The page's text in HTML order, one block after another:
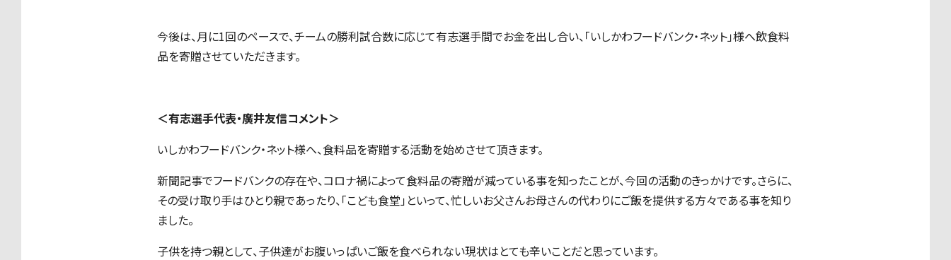
今後は、月に1回のペースで、チームの勝利試合数に応じて有志選手間でお金を出し合い、「いしかわフードバンク・ネット」様へ飲食料
品を寄贈させていただきます。
＜有志選手代表・廣井友信コメント＞
いしかわフードバンク・ネット様へ、食料品を寄贈する活動を始めさせて頂きます。
新聞記事でフードバンクの存在や、コロナ禍によって食料品の寄贈が減っている事を知ったことが、今回の活動のきっかけです。さらに、
その受け取り手はひとり親であったり、「こども食堂」といって、忙しいお父さんお母さんの代わりにご飯を提供する方々である事を知り
ました。
子供を持つ親として、子供達がお腹いっぱいご飯を食べられない現状はとても辛いことだと思っています。